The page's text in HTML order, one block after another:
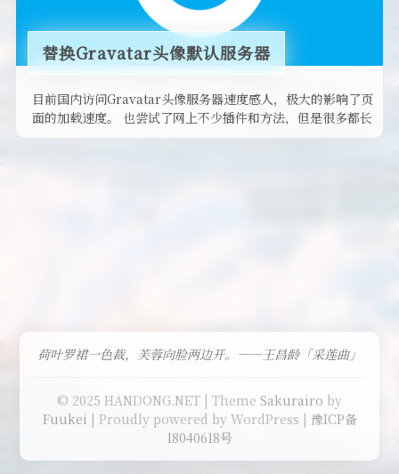
替换Gravatar头像默认服务器
目前国内访问Gravatar头像服务器速度感人，极大的影响了页
面的加载速度。 也尝试了网上不少插件和方法，但是很多都长
荷叶罗裙一色裁，芙蓉向脸两边开。——王昌龄「采莲曲」
© 2025 HANDONG.NET | Theme Sakurairo by
Fuukei | Proudly powered by WordPress | 豫ICP备
18040618号